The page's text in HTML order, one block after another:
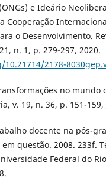
e Ideário
Cooperação
o Desenvolvimento.
n. 1, p. 279-297, 2020.
2178-
no mundo
v. 19, n. 36, p. 151-
docente na pós-
questão. 2008. 233f.
Federal do